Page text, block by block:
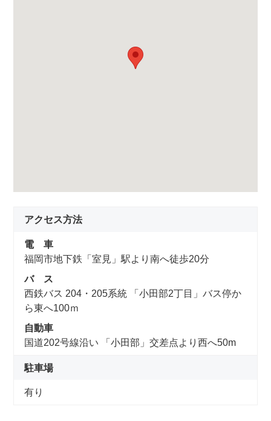
アクセス方法
電 車
福岡市地下鉄「室見」駅より南へ徒歩20分
バ ス
西鉄バス 204・205系統 「小田部2丁目」バス停か
ら東へ100ｍ
自動車
国道202号線沿い 「小田部」交差点より西へ50m
駐車場
有り